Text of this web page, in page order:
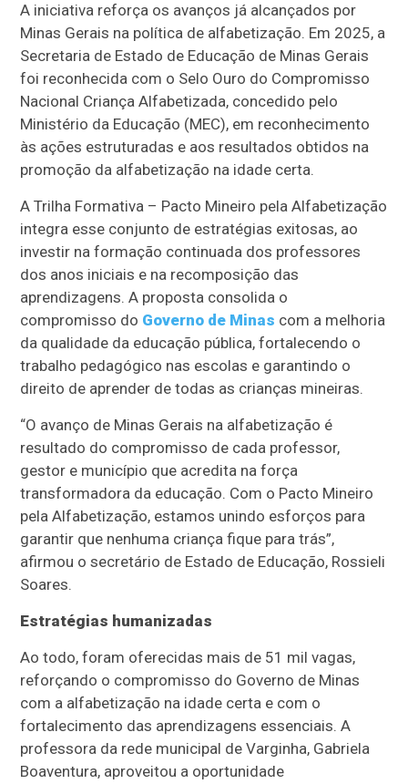
A iniciativa reforça os avanços já alcançados por
Minas Gerais na política de alfabetização. Em 2025, a
Secretaria de Estado de Educação de Minas Gerais
foi reconhecida com o Selo Ouro do Compromisso
Nacional Criança Alfabetizada, concedido pelo
Ministério da Educação (MEC), em reconhecimento
às ações estruturadas e aos resultados obtidos na
promoção da alfabetização na idade certa.
A Trilha Formativa – Pacto Mineiro pela Alfabetização
integra esse conjunto de estratégias exitosas, ao
investir na formação continuada dos professores
dos anos iniciais e na recomposição das
aprendizagens. A proposta consolida o
compromisso do Governo de Minas com a melhoria
da qualidade da educação pública, fortalecendo o
trabalho pedagógico nas escolas e garantindo o
direito de aprender de todas as crianças mineiras.
“O avanço de Minas Gerais na alfabetização é
resultado do compromisso de cada professor,
gestor e município que acredita na força
transformadora da educação. Com o Pacto Mineiro
pela Alfabetização, estamos unindo esforços para
garantir que nenhuma criança fique para trás”,
afirmou o secretário de Estado de Educação, Rossieli
Soares.
Estratégias humanizadas
Ao todo, foram oferecidas mais de 51 mil vagas,
reforçando o compromisso do Governo de Minas
com a alfabetização na idade certa e com o
fortalecimento das aprendizagens essenciais. A
professora da rede municipal de Varginha, Gabriela
Boaventura, aproveitou a oportunidade